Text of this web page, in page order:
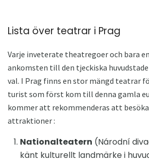
Lista över teatrar i Prag
Varje inveterate theatregoer och bara
ankomsten till den tjeckiska
val. I Prag finns en stor mängd teatrar
turist som först kom till denna gamla
kommer att rekommenderas att
attraktioner :
Nationalteatern (Národní
känt kulturellt landmärke i